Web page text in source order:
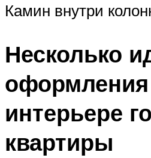
Камин внутри
Несколько
интерьере
квартиры